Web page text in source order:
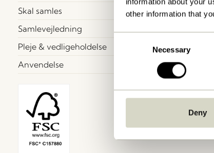
other information that
Necessary
Deny
Skal samles
Samlevejledning
Pleje & vedligeholdelse
Anvendelse